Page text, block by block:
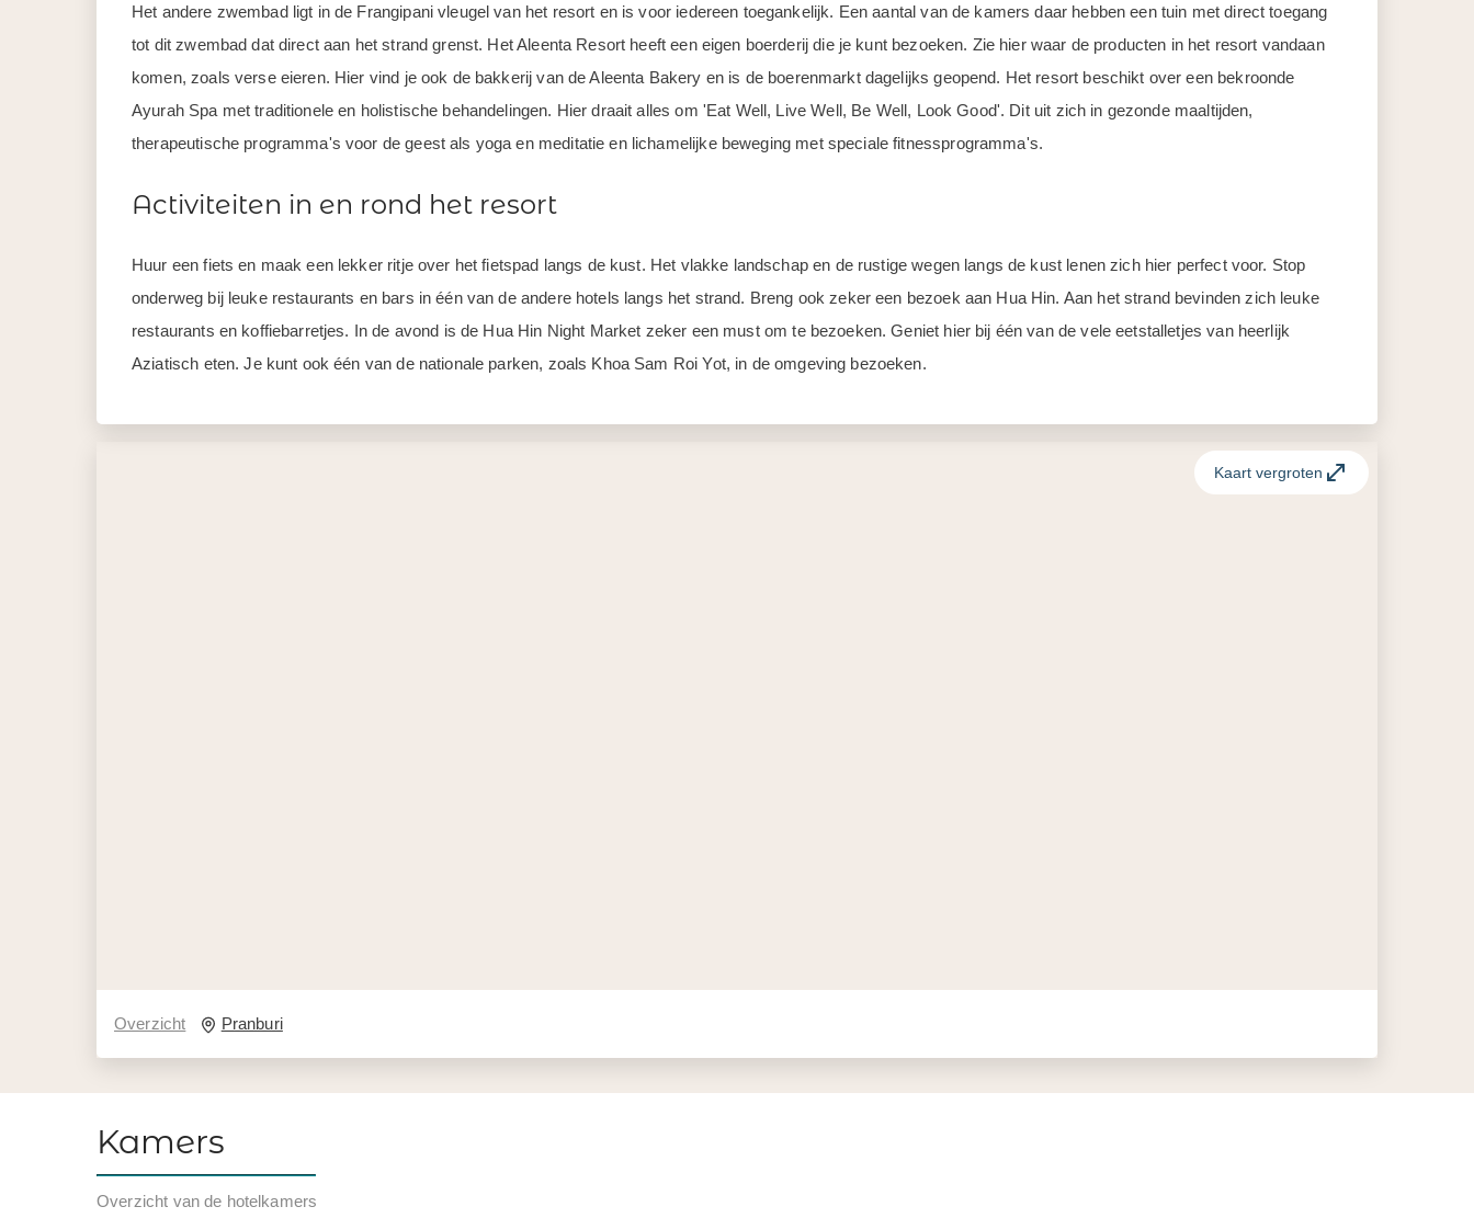
Het andere zwembad ligt in de Frangipani vleugel van het resort en is voor iedereen toegankelijk. Een aantal van de kamers daar hebben een tuin met direct toegang
tot dit zwembad dat direct aan het strand grenst. Het Aleenta Resort heeft een eigen boerderij die je kunt bezoeken. Zie hier waar de producten in het resort vandaan
komen, zoals verse eieren. Hier vind je ook de bakkerij van de Aleenta Bakery en is de boerenmarkt dagelijks geopend. Het resort beschikt over een bekroonde
Ayurah Spa met traditionele en holistische behandelingen. Hier draait alles om 'Eat Well, Live Well, Be Well, Look Good'. Dit uit zich in gezonde maaltijden,
therapeutische programma's voor de geest als yoga en meditatie en lichamelijke beweging met speciale fitnessprogramma's.
Activiteiten in en rond het resort
Huur een fiets en maak een lekker ritje over het fietspad langs de kust. Het vlakke landschap en de rustige wegen langs de kust lenen zich hier perfect voor. Stop
onderweg bij leuke restaurants en bars in één van de andere hotels langs het strand. Breng ook zeker een bezoek aan Hua Hin. Aan het strand bevinden zich leuke
restaurants en koffiebarretjes. In de avond is de Hua Hin Night Market zeker een must om te bezoeken. Geniet hier bij één van de vele eetstalletjes van heerlijk
Aziatisch eten. Je kunt ook één van de nationale parken, zoals Khoa Sam Roi Yot, in de omgeving bezoeken.
Overzicht Pranburi
Kaart vergroten
Kamers
Overzicht van de hotelkamers